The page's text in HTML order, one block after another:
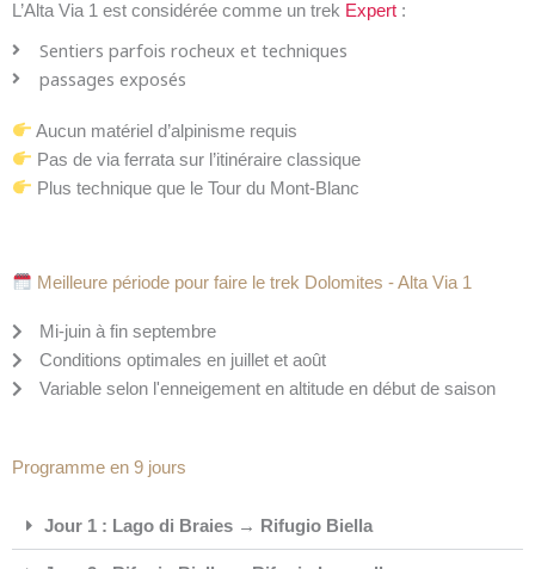
L’Alta Via 1 est considérée comme un trek Expert :
Sentiers parfois rocheux et techniques
passages exposés
Aucun matériel d’alpinisme requis
Pas de via ferrata sur l’itinéraire classique
Plus technique que le Tour du Mont-Blanc
Meilleure période pour faire le trek Dolomites - Alta Via 1
Mi-juin à fin septembre
Conditions optimales en juillet et août
Variable selon l'enneigement en altitude en début de saison
Programme en 9 jours
Jour 1 : Lago di Braies → Rifugio Biella